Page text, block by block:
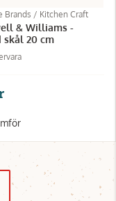
Brands / Kitchen Craft
& Williams -
skål 20 cm